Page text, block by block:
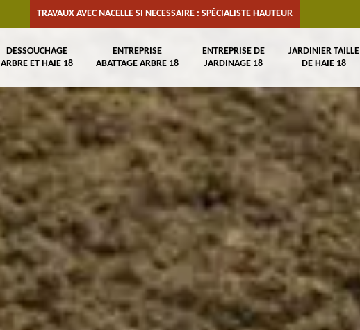
TRAVAUX AVEC NACELLE SI NECESSAIRE : SPÉCIALISTE HAUTEUR
DESSOUCHAGE
ARBRE ET HAIE 18
ENTREPRISE
ABATTAGE ARBRE 18
ENTREPRISE DE
JARDINAGE 18
JARDINIER TAILLE
DE HAIE 18